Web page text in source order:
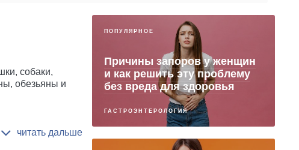
собаки,
обезьяны и
ПОПУЛЯРНОЕ
Причины запоров у женщин
и как решить эту проблему
без вреда для здоровья
ГАСТРОЭНТЕРОЛОГИЯ